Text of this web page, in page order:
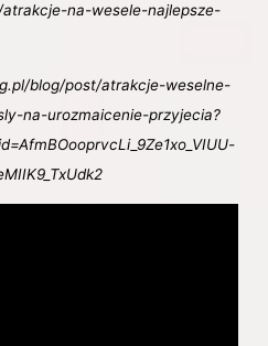
na-wesele-najlepsze-
blog/post/atrakcje-weselne-
na-urozmaicenie-przyjecia?